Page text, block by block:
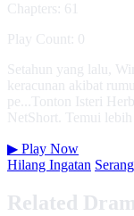
Chapters: 61
Play Count: 0
Setahun yang lalu,
keracunan akibat
pe...Tonton Isteri
NetShort. Temui lebih
▶ Play Now
Hilang Ingatan
Related